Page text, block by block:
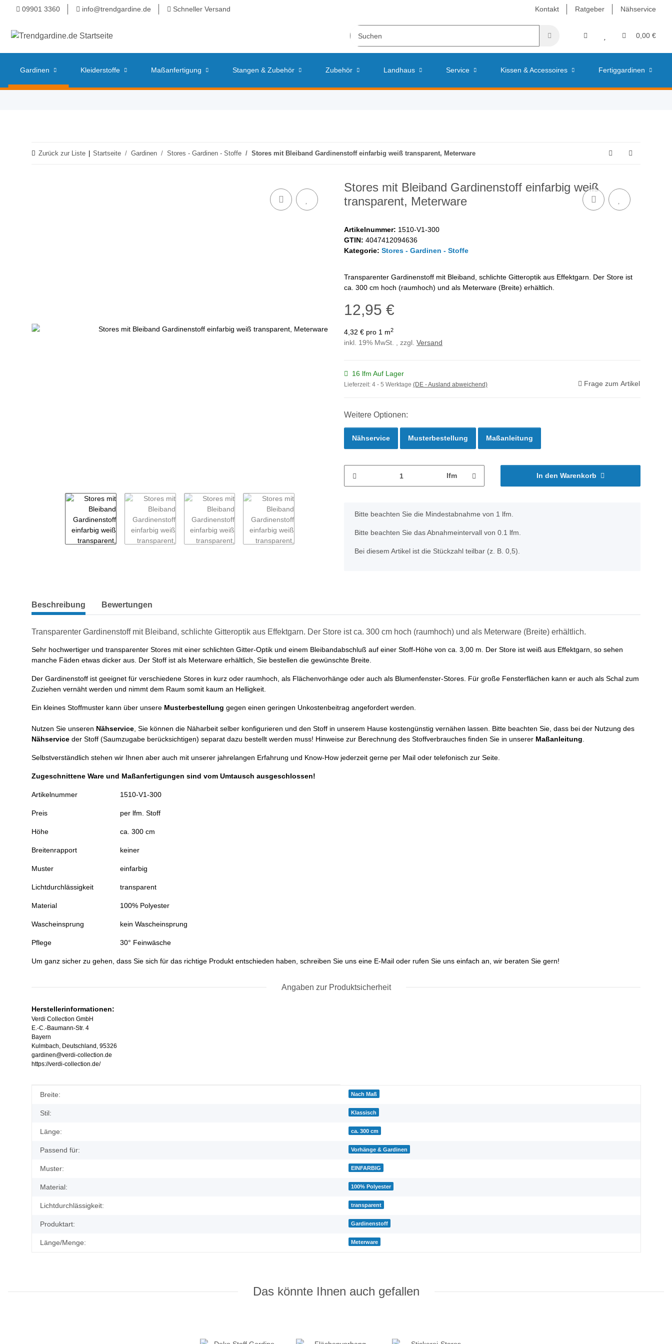
Kontakt Ratgeber Nähservice
09901 3360 info@trendgardine.de Schneller Versand
0,00 €
Gardinen Kleiderstoffe Maßanfertigung Stangen & Zubehör Zubehör Landhaus Service Kissen & Accessoires Fertiggardinen
Zurück zur Liste Startseite Gardinen Stores - Gardinen - Stoffe Stores mit Bleiband Gardinenstoff einfarbig weiß transparent, Meterware
Stores mit Bleiband Gardinenstoff einfarbig weiß
transparent, Meterware
Artikelnummer: 1510-V1-300
GTIN: 4047412094636
Kategorie: Stores - Gardinen - Stoffe
Transparenter Gardinenstoff mit Bleiband, schlichte Gitteroptik aus Effektgarn. Der Store ist
ca. 300 cm hoch (raumhoch) und als Meterware (Breite) erhältlich.
12,95 €
4,32 € pro 1 m2
inkl. 19% MwSt. , zzgl. Versand
16 lfm Auf Lager
Lieferzeit: 4 - 5 Werktage (DE - Ausland abweichend) Frage zum Artikel
Weitere Optionen:
Nähservice Musterbestellung Maßanleitung
lfm In den Warenkorb
x
Bitte beachten Sie die Mindestabnahme von 1 lfm.
Bitte beachten Sie das Abnahmeintervall von 0.1 lfm.
Bei diesem Artikel ist die Stückzahl teilbar (z. B. 0,5).
Beschreibung Bewertungen
Transparenter Gardinenstoff mit Bleiband, schlichte Gitteroptik aus Effektgarn. Der Store ist ca. 300 cm hoch (raumhoch) und als Meterware (Breite) erhältlich.
Sehr hochwertiger und transparenter Stores mit einer schlichten Gitter-Optik und einem Bleibandabschluß auf einer Stoff-Höhe von ca. 3,00 m. Der Store ist weiß aus Effektgarn, so sehen
manche Fäden etwas dicker aus. Der Stoff ist als Meterware erhältlich, Sie bestellen die gewünschte Breite.
Der Gardinenstoff ist geeignet für verschiedene Stores in kurz oder raumhoch, als Flächenvorhänge oder auch als Blumenfenster-Stores. Für große Fensterflächen kann er auch als Schal zum
Zuziehen vernäht werden und nimmt dem Raum somit kaum an Helligkeit.
Ein kleines Stoffmuster kann über unsere Musterbestellung gegen einen geringen Unkostenbeitrag angefordert werden.
Nutzen Sie unseren Nähservice , Sie können die Näharbeit selber konfigurieren und den Stoff in unserem Hause kostengünstig vernähen lassen. Bitte beachten Sie, dass bei der Nutzung des
Nähservice der Stoff (Saumzugabe berücksichtigen) separat dazu bestellt werden muss! Hinweise zur Berechnung des Stoffverbrauches finden Sie in unserer Maßanleitung
Selbstverständlich stehen wir Ihnen aber auch mit unserer jahrelangen Erfahrung und Know-How jederzeit gerne per Mail oder telefonisch zur Seite.
Zugeschnittene Ware und Maßanfertigungen sind vom Umtausch ausgeschlossen!
Artikelnummer 1510-V1-300
Preis per lfm. Stoff
Höhe ca. 300 cm
Breitenrapport keiner
Muster einfarbig
Lichtdurchlässigkeit transparent
Material 100% Polyester
Wascheinsprung kein Wascheinsprung
Pflege 30° Feinwäsche
Um ganz sicher zu gehen, dass Sie sich für das richtige Produkt entschieden haben, schreiben Sie uns eine E-Mail oder rufen Sie uns einfach an, wir beraten Sie gern!
Angaben zur Produktsicherheit
Herstellerinformationen:
Verdi Collection GmbH
E.-C.-Baumann-Str. 4
Bayern
Kulmbach, Deutschland, 95326
gardinen@verdi-collection.de
https://verdi-collection.de/
Produkteigenschaft
Wert
Breite: Nach Maß
Stil: Klassisch
Länge: ca. 300 cm
Passend für: Vorhänge & Gardinen
Muster: EINFARBIG
Material: 100% Polyester
Lichtdurchlässigkeit: transparent
Produktart: Gardinenstoff
Länge/Menge: Meterware
Das könnte Ihnen auch gefallen